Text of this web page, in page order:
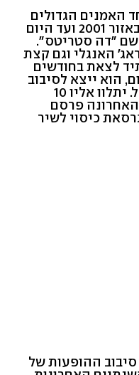
האמנים הגדולים
ביותר בבריטניה, פרץ לתודעה באזור 2001 ועד היום
"דה סטריטס".
האנגלי וגם קצת
לצאת בחודשים
הוא ייצא לסיבוב
הופעות עולמי שכולל את ישראל. יתלוו אליו 10
האחרונה פרסם
כיסוי לשיר
ההופעות של